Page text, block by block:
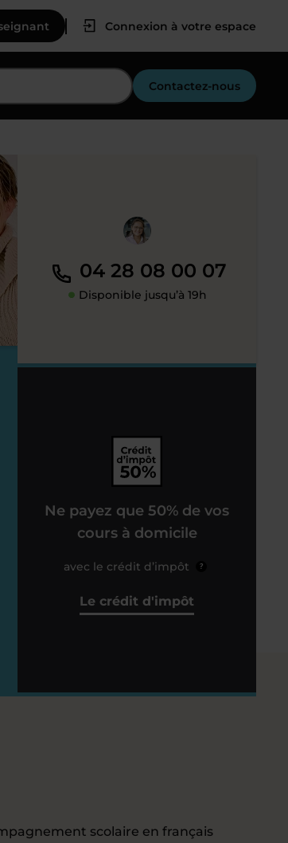
Connexion à votre espace
Contactez-nous
04 28 08 00 07
Disponible jusqu’à 19h
Ne payez que 50% de vos
cours à domicile
avec le crédit d’impôt ?
Le crédit d'impôt
scolaire en français